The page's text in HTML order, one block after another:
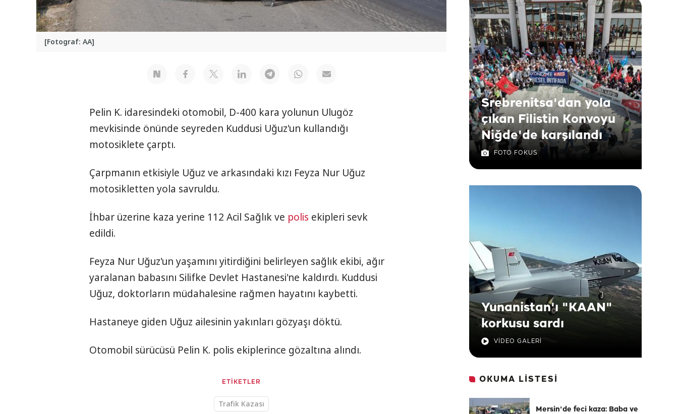
[Fotograf: AA]
Pelin K. idaresindeki otomobil, D-400 kara yolunun Ulugöz
mevkisinde önünde seyreden Kuddusi Uğuz'un kullandığı
motosiklete çarptı.
Çarpmanın etkisiyle Uğuz ve arkasındaki kızı Feyza Nur Uğuz
motosikletten yola savruldu.
İhbar üzerine kaza yerine 112 Acil Sağlık ve polis ekipleri sevk
edildi.
Feyza Nur Uğuz'un yaşamını yitirdiğini belirleyen sağlık ekibi, ağır
yaralanan babasını Silifke Devlet Hastanesi'ne kaldırdı. Kuddusi
Uğuz, doktorların müdahalesine rağmen hayatını kaybetti.
Hastaneye giden Uğuz ailesinin yakınları gözyaşı döktü.
Otomobil sürücüsü Pelin K. polis ekiplerince gözaltına alındı.
ETİKETLER
Trafik Kazası
Srebrenitsa'dan yola
çıkan Filistin Konvoyu
Niğde'de karşılandı
FOTO FOKUS
Yunanistan'ı "KAAN"
korkusu sardı
VİDEO GALERİ
OKUMA LİSTESİ
Mersin'de feci kaza: Baba ve